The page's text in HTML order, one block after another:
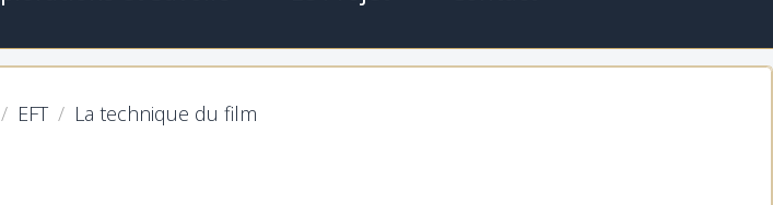
EFT La technique du film